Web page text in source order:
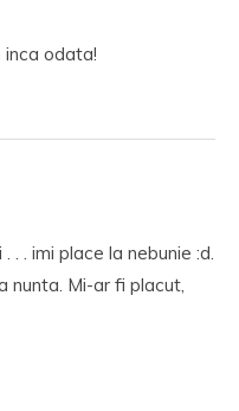
inca odata!
. . imi place la nebunie :d.
nunta. Mi-ar fi placut,